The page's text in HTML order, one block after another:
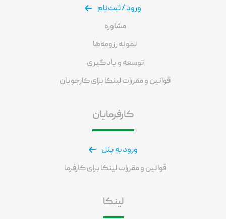
ورود / ثبت‌نام
مشاوره
نمونه رزومه‌ها
توسعه و یادگیری
قوانین و مقررات لینکا برای کارجویان
کارفرمایان
ورود به پنل
قوانین و مقررات لینکا برای کارفرما
لینکا